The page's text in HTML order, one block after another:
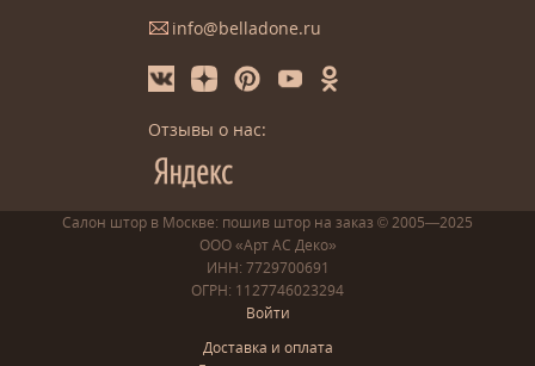
info@belladone.ru
Отзывы о нас:
Салон штор в Москве: пошив штор на заказ © 2005—2025
ООО «Арт АС Деко»
ИНН: 7729700691
ОГРН: 1127746023294
Войти
Доставка и оплата